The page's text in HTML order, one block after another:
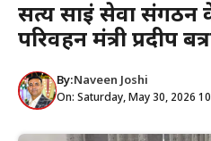
सत्य साईं सेवा संगठन
परिवहन मंत्री प्रदीप
By:Naveen Joshi
On: Saturday, May 30, 2026